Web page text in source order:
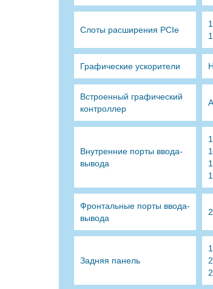
Слоты расширения PCIe
Графические ускорители
Встроенный графический
контроллер
Внутренние порты ввода-
вывода
Фронтальные порты ввода-
вывода
Задняя панель